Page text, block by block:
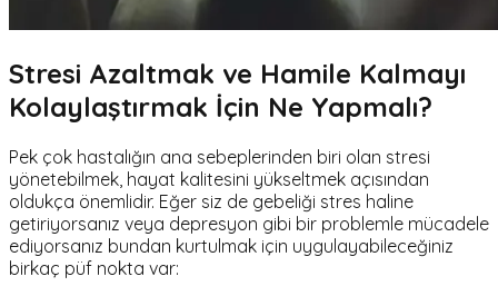
Stresi Azaltmak ve Hamile Kalmayı
Kolaylaştırmak İçin Ne Yapmalı?
Pek çok hastalığın ana sebeplerinden biri olan stresi
yönetebilmek, hayat kalitesini yükseltmek açısından
oldukça önemlidir. Eğer siz de gebeliği stres haline
getiriyorsanız veya depresyon gibi bir problemle mücadele
ediyorsanız bundan kurtulmak için uygulayabileceğiniz
birkaç püf nokta var: